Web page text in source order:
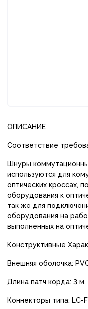
ОПИСАНИЕ
Соответствие
Шнуры
используются для
оптических кроссах,
оборудования к
так же для
оборудования на
выполненных на
Конструктивные
Внешняя оболочка:
Длина патч корда: 3 м.
Коннекторы типа: LC-